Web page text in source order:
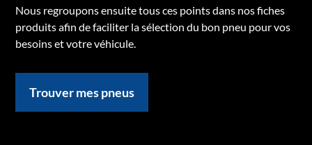
Nous regroupons ensuite tous ces points dans nos fiches
produits afin de faciliter la sélection du bon pneu pour vos
besoins et votre véhicule.
Trouver mes pneus